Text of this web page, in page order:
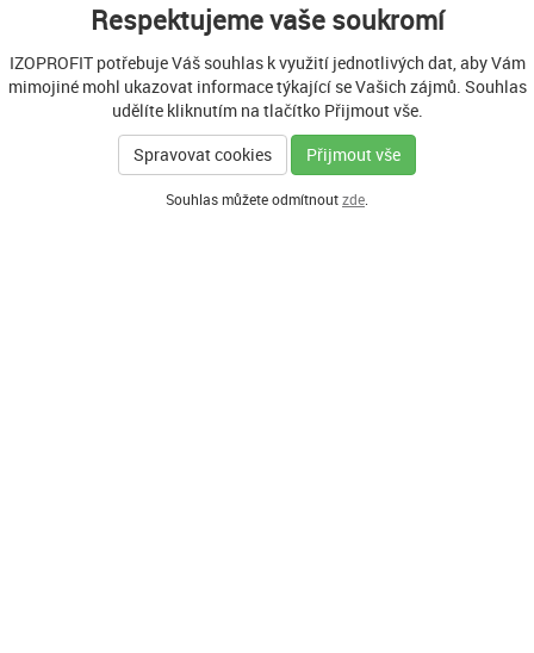
Respektujeme vaše soukromí
IZOPROFIT potřebuje Váš souhlas k využití jednotlivých dat, aby Vám
mimojiné mohl ukazovat informace týkající se Vašich zájmů. Souhlas
udělíte kliknutím na tlačítko Přijmout vše.
Spravovat cookies
Přijmout vše
Souhlas můžete odmítnoutzde